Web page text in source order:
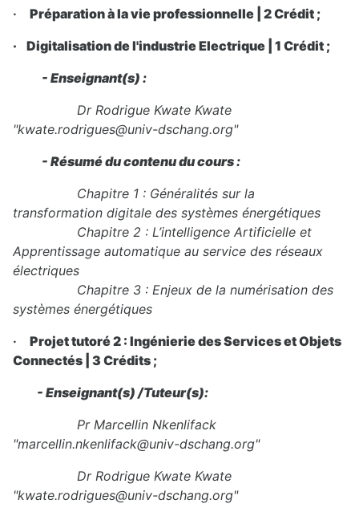
· Préparation à la vie professionnelle | 2 Crédit ;
· Digitalisation de l'industrie Electrique | 1 Crédit ;
- Enseignant(s) :
Dr Rodrigue Kwate Kwate
"kwate.rodrigues@univ-dschang.org"
- Résumé du contenu du cours :
Chapitre 1 : Généralités sur la
transformation digitale des systèmes énergétiques
Chapitre 2 : L’intelligence Artificielle et
Apprentissage automatique au service des réseaux
électriques
Chapitre 3 : Enjeux de la numérisation des
systèmes énergétiques
· Projet tutoré 2 : Ingénierie des Services et Objets
Connectés | 3 Crédits ;
- Enseignant(s) /Tuteur(s):
Pr Marcellin Nkenlifack
"marcellin.nkenlifack@univ-dschang.org"
Dr Rodrigue Kwate Kwate
"kwate.rodrigues@univ-dschang.org"